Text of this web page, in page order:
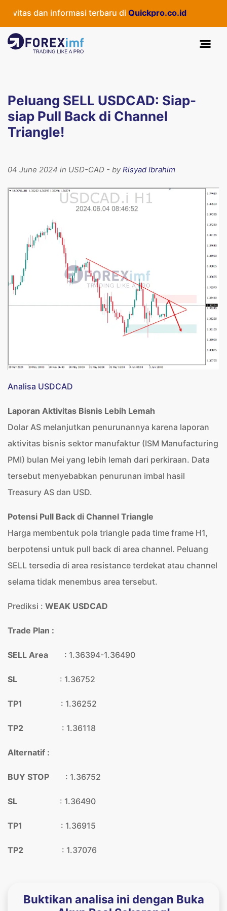
dan informasi terbaru diQuickpro.co.id
Peluang SELL USDCAD: Siap-
siap Pull Back di Channel
Triangle!
04 June 2024 in USD-CAD - byRisyad Ibrahim
Analisa USDCAD
Laporan Aktivitas Bisnis Lebih Lemah
Dolar AS melanjutkan penurunannya karena laporan
aktivitas bisnis sektor manufaktur (ISM Manufacturing
PMI) bulan Mei yang lebih lemah dari perkiraan. Data
tersebut menyebabkan penurunan imbal hasil
Treasury AS dan USD.
Potensi Pull Back di Channel Triangle
Harga membentuk pola triangle pada time frame H1,
berpotensi untuk pull back di area channel. Peluang
SELL tersedia di area resistance terdekat atau channel
selama tidak menembus area tersebut.
Prediksi : WEAK USDCAD
Trade Plan :
SELL Area : 1.36394-1.36490
SL : 1.36752
TP1 : 1.36252
TP2 : 1.36118
Alternatif :
BUY STOP : 1.36752
SL : 1.36490
TP1 : 1.36915
TP2 : 1.37076
Buktikan analisa ini dengan Buka